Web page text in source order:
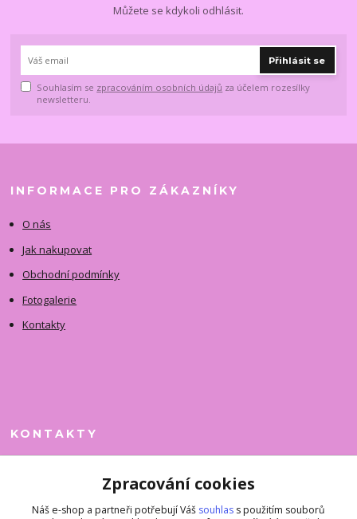
Můžete se kdykoli odhlásit.
Přihlásit se
Souhlasím se zpracováním osobních údajů za účelem rozesílky
newsletteru.
INFORMACE PRO ZÁKAZNÍKY
O nás
Jak nakupovat
Obchodní podmínky
Fotogalerie
Kontakty
KONTAKTY
+420 731 390 323Zpracování cookies
Náš e-shop a partneři potřebují Váš souhlas s použitím souborů